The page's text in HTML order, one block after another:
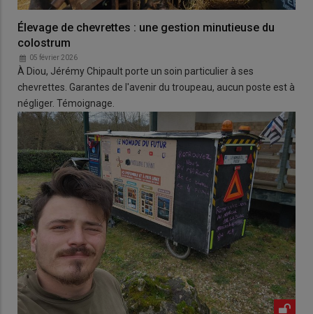
Élevage de chevrettes : une gestion minutieuse du
colostrum
05 février 2026
À Diou, Jérémy Chipault porte un soin particulier à ses
chevrettes. Garantes de l'avenir du troupeau, aucun poste est à
négliger. Témoignage.